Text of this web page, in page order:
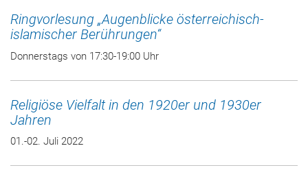
Ringvorlesung „Augenblicke österreichisch-
islamischer Berührungen“
Donnerstags von 17:30-19:00 Uhr
Religiöse Vielfalt in den 1920er und 1930er
Jahren
01.-02. Juli 2022